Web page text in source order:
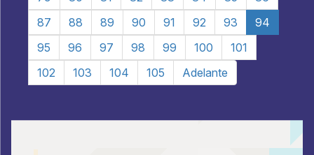
87
88 89 90 91 92 93
94
95
96 97 98 99 100
101
102
103 104 105 Adelante